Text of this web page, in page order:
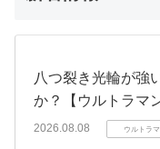
八つ裂き光輪が強
か？【ウルトラマ
2026.08.08 ウルトラ